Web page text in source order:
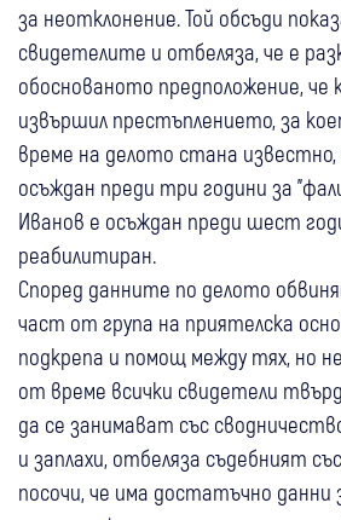
за неотклонение. Той обсъди
свидетелите и отбеляза, че е
обоснованото предположение, че
извършил престъплението, за
време на делото стана известно,
осъждан преди три години за
Иванов е осъждан преди шест
реабилитиран.
Според данните по делото
част от група на приятелска
подкрепа и помощ между тях, но
от време всички свидетели
да се занимават със
и заплахи, отбеляза съдебният
посочи, че има достатъчно данни